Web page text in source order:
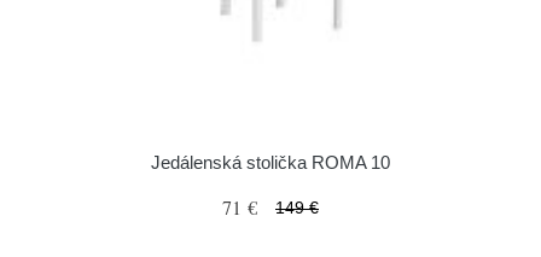
Jedálenská stolička ROMA 10
71 € 149 €